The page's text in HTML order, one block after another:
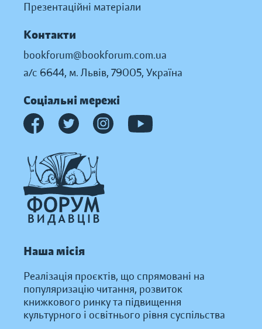
Презентаційні матеріали
Контакти
bookforum@bookforum.com.ua
а/с 6644, м. Львів, 79005, Україна
Соціальні мережі
Наша місія
Реалізація проєктів, що спрямовані на
популяризацію читання, розвиток
книжкового ринку та підвищення
культурного і освітнього рівня суспільства